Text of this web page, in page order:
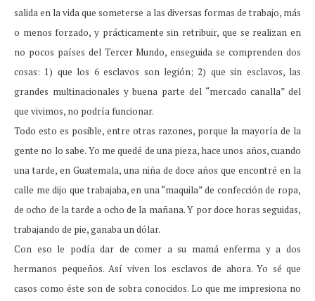
salida en la vida que someterse a las diversas formas de trabajo, más
o menos forzado, y prácticamente sin retribuir, que se realizan en
no pocos países del Tercer Mundo, enseguida se comprenden dos
cosas: 1) que los 6 esclavos son legión; 2) que sin esclavos, las
grandes multinacionales y buena parte del “mercado canalla” del
que vivimos, no podría funcionar.
Todo esto es posible, entre otras razones, porque la mayoría de la
gente no lo sabe. Yo me quedé de una pieza, hace unos años, cuando
una tarde, en Guatemala, una niña de doce años que encontré en la
calle me dijo que trabajaba, en una “maquila” de confección de ropa,
de ocho de la tarde a ocho de la mañana. Y por doce horas seguidas,
trabajando de pie, ganaba un dólar.
Con eso le podía dar de comer a su mamá enferma y a dos
hermanos pequeños. Así viven los esclavos de ahora. Yo sé que
casos como éste son de sobra conocidos. Lo que me impresiona no